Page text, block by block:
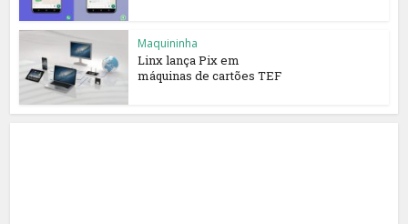
Maquininha
Linx lança Pix em
máquinas de cartões TEF